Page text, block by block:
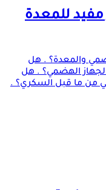
للمعدة
والمعدة؟ . هل
الهضمي؟ . هل
من ما قبل السكري؟ .